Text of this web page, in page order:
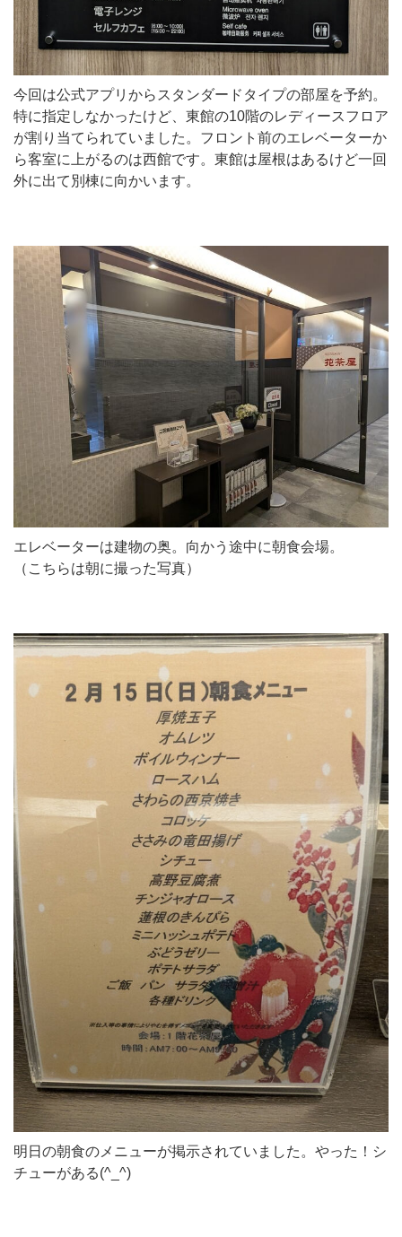
今回は公式アプリからスタンダードタイプの部屋を予約。
特に指定しなかったけど、東館の10階のレディースフロア
が割り当てられていました。フロント前のエレベーターか
ら客室に上がるのは西館です。東館は屋根はあるけど一回
外に出て別棟に向かいます。
エレベーターは建物の奥。向かう途中に朝食会場。
（こちらは朝に撮った写真）
明日の朝食のメニューが掲示されていました。やった！シ
チューがある(^_^)